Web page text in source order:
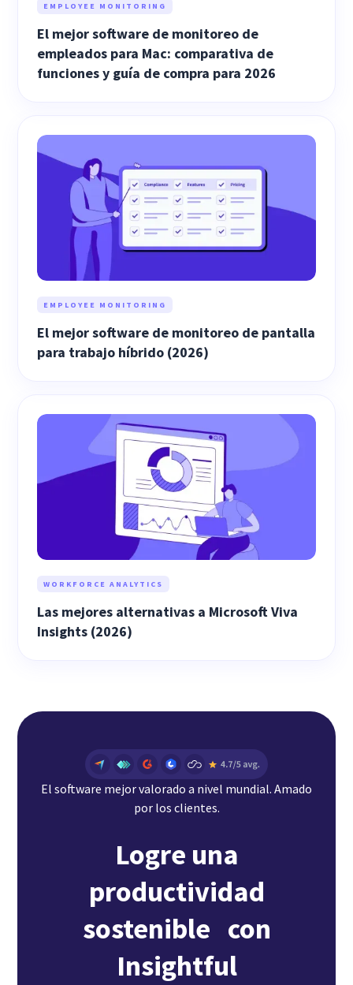
EMPLOYEE MONITORING
El mejor software de monitoreo de
empleados para Mac: comparativa de
funciones y guía de compra para 2026
EMPLOYEE MONITORING
El mejor software de monitoreo de pantalla
para trabajo híbrido (2026)
WORKFORCE ANALYTICS
Las mejores alternativas a Microsoft Viva
Insights (2026)
El software mejor valorado a nivel mundial. Amado
por los clientes.
Logre una
productividad
sostenible con
Insightful